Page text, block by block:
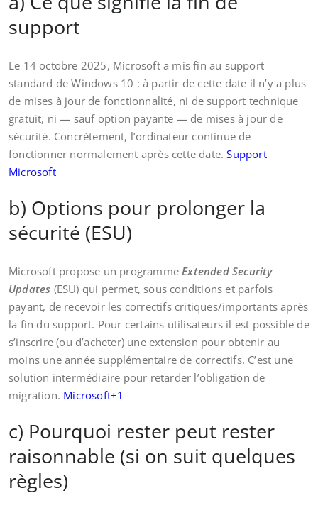
support
Le 14 octobre 2025, Microsoft a mis fin au support
standard de Windows 10 : à partir de cette date il n’y a plus
de mises à jour de fonctionnalité, ni de support technique
gratuit, ni — sauf option payante — de mises à jour de
sécurité. Concrètement, l’ordinateur continue de
fonctionner normalement après cette date.Support
Microsoft
b) Options pour prolonger la
sécurité (ESU)
Microsoft propose un programmeExtended Security
Updates (ESU) qui permet, sous conditions et parfois
payant, de recevoir les correctifs critiques/importants après
la fin du support. Pour certains utilisateurs il est possible de
s’inscrire (ou d’acheter) une extension pour obtenir au
moins une année supplémentaire de correctifs. C’est une
solution intermédiaire pour retarder l’obligation de
migration. Microsoft+1
c) Pourquoi rester peut rester
raisonnable (si on suit quelques
règles)